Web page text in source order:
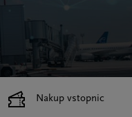
Nakup vstopnic